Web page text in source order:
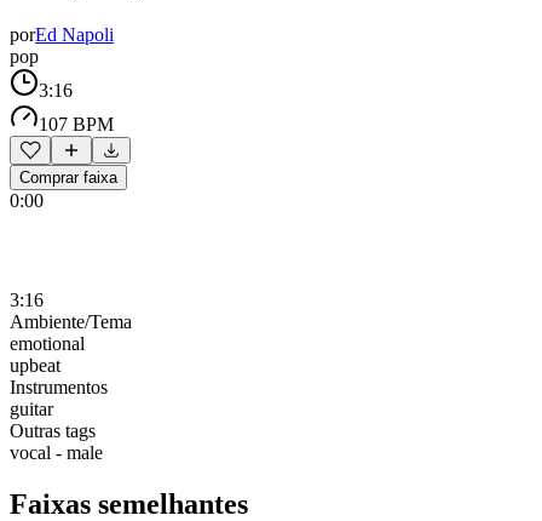
porEd Napoli
pop
3:16
107 BPM
Comprar faixa
0:00
3:16
Ambiente/Tema
emotional
upbeat
Instrumentos
guitar
Outras tags
vocal - male
Faixas semelhantes